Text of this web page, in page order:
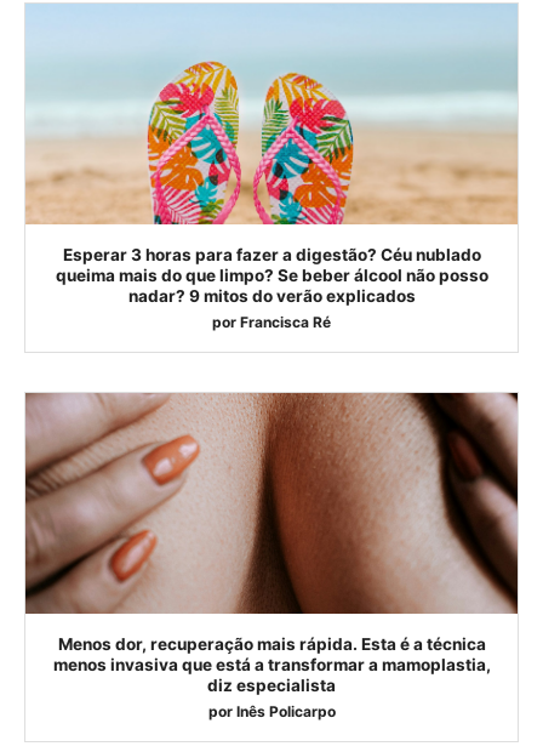
Esperar 3 horas para fazer a digestão? Céu nublado
queima mais do que limpo? Se beber álcool não posso
nadar? 9 mitos do verão explicados
por Francisca Ré
Menos dor, recuperação mais rápida. Esta é a técnica
menos invasiva que está a transformar a mamoplastia,
diz especialista
por Inês Policarpo